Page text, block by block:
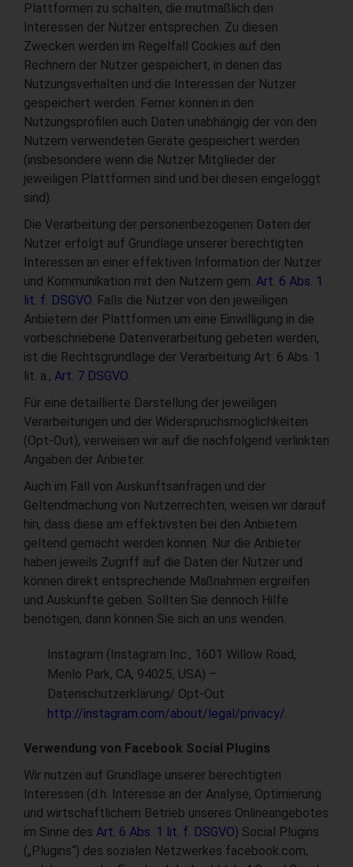
Plattformen zu schalten, die mutmaßlich den
Interessen der Nutzer entsprechen. Zu diesen
Zwecken werden im Regelfall Cookies auf den
Rechnern der Nutzer gespeichert, in denen das
Nutzungsverhalten und die Interessen der Nutzer
gespeichert werden. Ferner können in den
Nutzungsprofilen auch Daten unabhängig der von den
Nutzern verwendeten Geräte gespeichert werden
(insbesondere wenn die Nutzer Mitglieder der
jeweiligen Plattformen sind und bei diesen eingeloggt
sind).
Die Verarbeitung der personenbezogenen Daten der
Nutzer erfolgt auf Grundlage unserer berechtigten
Interessen an einer effektiven Information der Nutzer
und Kommunikation mit den Nutzern gem. Art. 6 Abs. 1
lit. f. DSGVO. Falls die Nutzer von den jeweiligen
Anbietern der Plattformen um eine Einwilligung in die
vorbeschriebene Datenverarbeitung gebeten werden,
ist die Rechtsgrundlage der Verarbeitung Art. 6 Abs. 1
lit. a., Art. 7 DSGVO.
Für eine detaillierte Darstellung der jeweiligen
Verarbeitungen und der Widerspruchsmöglichkeiten
(Opt-Out), verweisen wir auf die nachfolgend verlinkten
Angaben der Anbieter.
Auch im Fall von Auskunftsanfragen und der
Geltendmachung von Nutzerrechten, weisen wir darauf
hin, dass diese am effektivsten bei den Anbietern
geltend gemacht werden können. Nur die Anbieter
haben jeweils Zugriff auf die Daten der Nutzer und
können direkt entsprechende Maßnahmen ergreifen
und Auskünfte geben. Sollten Sie dennoch Hilfe
benötigen, dann können Sie sich an uns wenden.
Instagram (Instagram Inc., 1601 Willow Road,
Menlo Park, CA, 94025, USA) –
Datenschutzerklärung/ Opt-Out:
http://instagram.com/about/legal/privacy/.
Verwendung von Facebook Social Plugins
Wir nutzen auf Grundlage unserer berechtigten
Interessen (d.h. Interesse an der Analyse, Optimierung
und wirtschaftlichem Betrieb unseres Onlineangebotes
im Sinne des Art. 6 Abs. 1 lit. f. DSGVO) Social Plugins
(„Plugins“) des sozialen Netzwerkes facebook.com,